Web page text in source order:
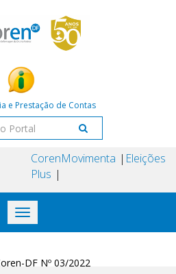
e Prestação de Contas
Coren
Plus
Movimenta Eleições
Toggle
navigation
DF Nº 03/2022